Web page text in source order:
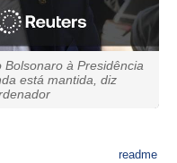
Bolsonaro à Presidência
está mantida, diz
readme